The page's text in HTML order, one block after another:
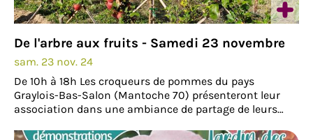
De l'arbre aux fruits - Samedi 23 novembre
sam. 23 nov. 24
De 10h à 18h Les croqueurs de pommes du pays
Graylois-Bas-Salon (Mantoche 70) présenteront leur
association dans une ambiance de partage de leurs
Exposition de variétés de fruits locales et anciennes